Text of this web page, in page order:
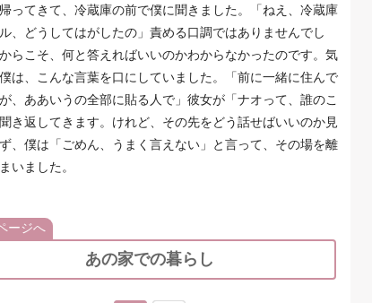
ってきて、冷蔵庫の前で僕に聞きました。「ねえ、冷蔵庫
、どうしてはがしたの」責める口調ではありませんでし
らこそ、何と答えればいいのかわからなかったのです。気
は、こんな言葉を口にしていました。「前に一緒に住んで
、ああいうの全部に貼る人で」彼女が「ナオって、誰のこ
き返してきます。けれど、その先をどう話せばいいのか見
、僕は「ごめん、うまく言えない」と言って、その場を離
いました。
ージへ
あの家での暮らし